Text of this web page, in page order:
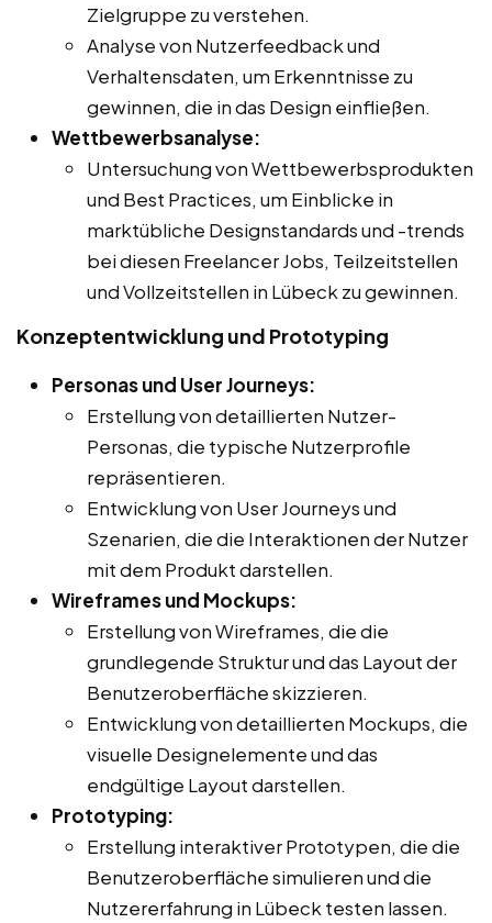
Zielgruppe zu verstehen.
Analyse von Nutzerfeedback und
Verhaltensdaten, um Erkenntnisse zu
gewinnen, die in das Design einfließen.
Wettbewerbsanalyse:
Untersuchung von Wettbewerbsprodukten
und Best Practices, um Einblicke in
marktübliche Designstandards und -trends
bei diesen Freelancer Jobs, Teilzeitstellen
und Vollzeitstellen in Lübeck zu gewinnen.
Konzeptentwicklung und Prototyping
Personas und User Journeys:
Erstellung von detaillierten Nutzer-
Personas, die typische Nutzerprofile
repräsentieren.
Entwicklung von User Journeys und
Szenarien, die die Interaktionen der Nutzer
mit dem Produkt darstellen.
Wireframes und Mockups:
Erstellung von Wireframes, die die
grundlegende Struktur und das Layout der
Benutzeroberfläche skizzieren.
Entwicklung von detaillierten Mockups, die
visuelle Designelemente und das
endgültige Layout darstellen.
Prototyping:
Erstellung interaktiver Prototypen, die die
Benutzeroberfläche simulieren und die
Nutzererfahrung in Lübeck testen lassen.